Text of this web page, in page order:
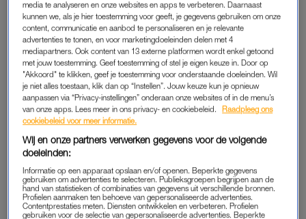
“HIIT kan op heel veel verschillende manieren, van
circuittraining tot en met interval sprints. Er zit ontzettend veel
variatie in je trainingen”, vertelt Oscar. Bij hardlopen of
wandelen sport je voor een lange tijd op dezelfde intensiteit,
waardoor dit sneller gaat vervelen. “Doordat HIIT vaak als leuk
wordt ervaren, houdt men het ook langer vol.”
6 x body positivity influencers die hun echte lichaam laten zien
2. JE BENT ER GEEN UREN MEE KWIJT
Oscar zegt dat je HIIT-training op het gebied van
media te analyseren en onze websites en apps te verbeteren. Daarnaast
kunnen we, als je hier toestemming voor geeft, je gegevens gebruiken om onze
content, communicatie en aanbod te personaliseren en je relevante
advertenties te tonen, en voor marketingdoeleinden delen met 4
mediapartners. Ook content van 13 externe platformen wordt enkel getoond
met jouw toestemming. Geef toestemming of stel je eigen keuze in. Door op
"Akkoord" te klikken, geef je toestemming voor onderstaande doeleinden. Wil
je niet alles toestaan, klik dan op “Instellen”. Jouw keuze kun je opnieuw
aanpassen via “Privacy-instellingen” onderaan onze websites of in de menu’s
van onze apps. Lees meer in ons privacy- en cookiebeleid.
Raadpleeg ons
cookiebeleid voor meer informatie.
Wij en onze partners verwerken gegevens voor de volgende
doeleinden:
Informatie op een apparaat opslaan en/of openen. Beperkte gegevens
gebruiken om advertenties te selecteren. Publieksgroepen begrijpen aan de
hand van statistieken of combinaties van gegevens uit verschillende bronnen.
Profielen aanmaken ten behoeve van gepersonaliseerde advertenties.
Contentprestaties meten. Diensten ontwikkelen en verbeteren. Profielen
gebruiken voor de selectie van gepersonaliseerde advertenties. Beperkte